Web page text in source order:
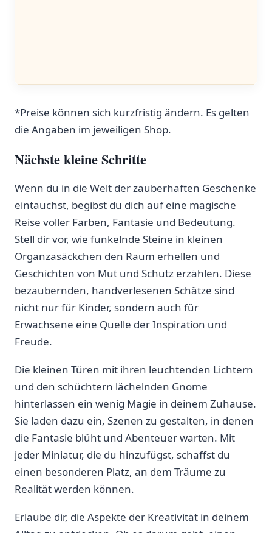
*Preise‌ können sich kurzfristig ändern. Es gelten
die Angaben im jeweiligen ‌Shop.
Nächste kleine ​Schritte
Wenn ⁣du in die Welt der zauberhaften Geschenke
​eintauchst, begibst du ⁢dich auf eine magische
Reise voller Farben, Fantasie und Bedeutung.
Stell dir vor, wie funkelnde Steine in⁣ kleinen
Organzasäckchen den Raum ​erhellen und
Geschichten von⁣ Mut und Schutz erzählen. Diese
bezaubernden, handverlesenen Schätze sind
nicht nur‍ für Kinder, sondern auch für
Erwachsene eine ‌Quelle der Inspiration⁢ und
Freude.
Die kleinen Türen mit ‌ihren leuchtenden⁣ Lichtern
und den schüchtern lächelnden Gnome
hinterlassen ein wenig Magie in deinem Zuhause.
Sie laden​ dazu‍ ein, Szenen zu gestalten, in denen
die Fantasie blüht und Abenteuer ‍warten. Mit‌
jeder Miniatur, die du hinzufügst, schaffst ⁣du
einen besonderen Platz, an dem⁤ Träume zu
Realität werden‌ können.
Erlaube dir, die‍ Aspekte der Kreativität in deinem​